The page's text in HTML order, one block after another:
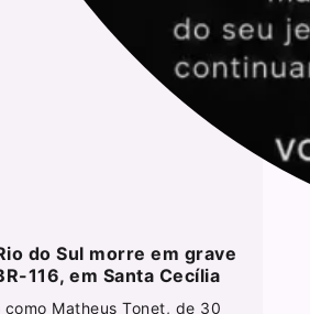
do Sul morre em grave
116, em Santa Cecília
Matheus Tonet, de 30